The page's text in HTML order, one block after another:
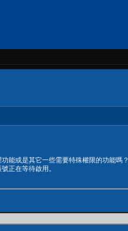
能或是其它一些需要特殊權限的功能嗎？
正在等待啟用。